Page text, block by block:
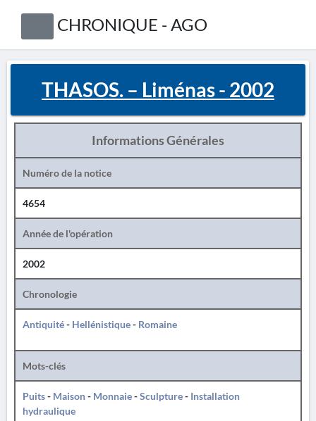
CHRONIQUE - AGO
THASOS. – Liménas - 2002
Informations Générales
Numéro de la notice
4654
Année de l'opération
2002
Chronologie
Antiquité- Hellénistique- Romaine
Mots-clés
Puits- Maison- Monnaie-Sculpture- Installation
hydraulique